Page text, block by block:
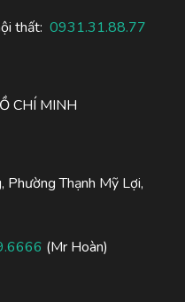
thất: 0931.31.88.77
CHÍ MINH
Thạnh Mỹ Lợi,
(Mr Hoàn)